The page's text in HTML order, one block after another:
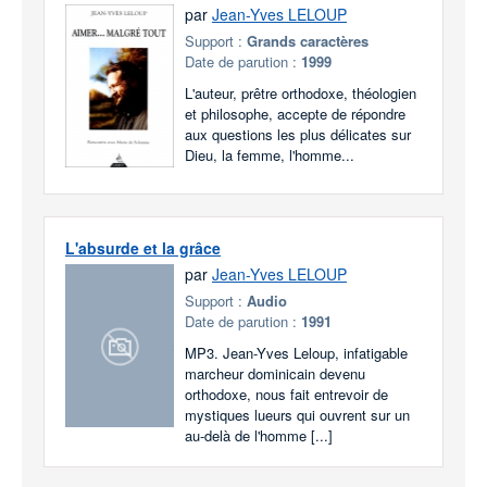
par Jean-Yves LELOUP
Support : Grands caractères
Date de parution : 1999
L'auteur, prêtre orthodoxe, théologien
et philosophe, accepte de répondre
aux questions les plus délicates sur
Dieu, la femme, l'homme...
L'absurde et la grâce
par Jean-Yves LELOUP
Support : Audio
Date de parution : 1991
MP3. Jean-Yves Leloup, infatigable
marcheur dominicain devenu
orthodoxe, nous fait entrevoir de
mystiques lueurs qui ouvrent sur un
au-delà de l'homme [...]